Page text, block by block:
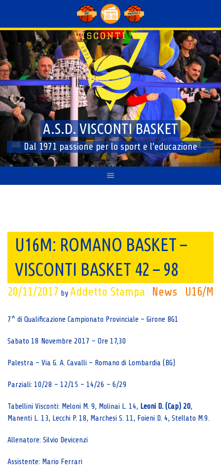
content
A.S.D. VISCONTI BASKET
Dal 1971 passione per lo sport e l'educazione
U16M: ROMANO BASKET –
VISCONTI BASKET 42 – 98
News U16/M
20/11/2017 by Addetto Stampa
7^ di Qualificazione Campionato Provinciale – Girone BG1
Sabato 18 Novembre 2017 – Ore 17,30
Palestra – Via G. A. Cavalli – Romano di Lombardia (BG)
Parziali: 10/28 – 12/15 – 14/26 – 6/29
Tabellini Visconti: Meloni M. 9, Molinai L. 14, Leoni D. (Cap) 20,
Manenti L. 13, Lecchi P. 18, Marchesi S. 11, Foieni D. 4, Stellato M.9.
Allenatore: Silvio Devicenzi
Assistente: Mario Ferrari